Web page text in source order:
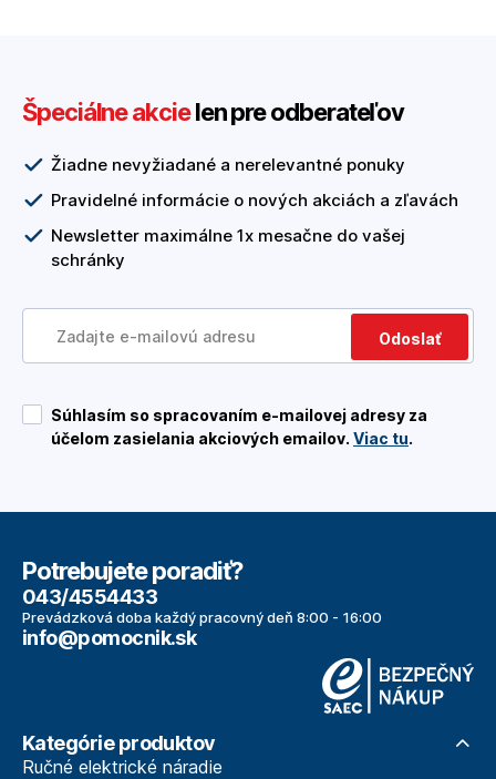
Špeciálne akcielen pre odberateľov
Žiadne nevyžiadané a nerelevantné ponuky
Pravidelné informácie o nových akciách a zľavách
Newsletter maximálne 1x mesačne do vašej
schránky
Odoslať
Súhlasím so spracovaním e-mailovej adresy za
účelom zasielania akciových emailov. Viac tu.
Potrebujete poradiť?
043/4554433
Prevádzková doba každý pracovný deň 8:00 - 16:00
info@pomocnik.sk
Kategórie produktov
Ručné elektrické náradie